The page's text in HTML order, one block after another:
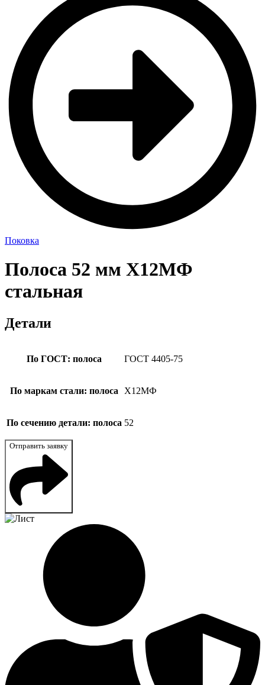
Поковка
Полоса 52 мм Х12МФ
стальная
Детали
По ГОСТ: полоса ГОСТ 4405-75
По маркам стали: полоса Х12МФ
По сечению детали: полоса 52
Отправить заявку